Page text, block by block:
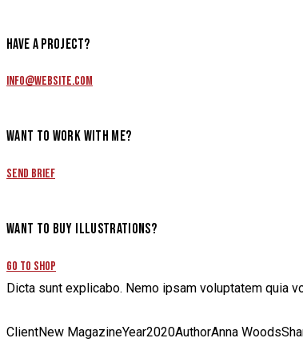
HAVE A PROJECT?
info@website.com
WANT TO WORK WITH ME?
Send Brief
WANT TO BUY ILLUSTRATIONS?
Go to Shop
Dicta sunt explicabo. Nemo ipsam voluptatem quia
ClientNew MagazineYear2020AuthorAnna Woods